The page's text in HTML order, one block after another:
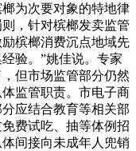
为次要对象的特地律
，针对槟榔发卖监管
槟榔消费沉点地域先
验。”姚佳说。专家
但市场监管部分仍然
监管职责。市电子商
应结合教育等相关部
费试吃、抽等体例招
间接向未成年人兜销